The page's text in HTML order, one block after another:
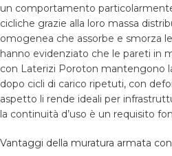
un comportamento
cicliche grazie alla loro massa
omogenea che assorbe e smorza
hanno evidenziato che le pareti in
con Laterizi Poroton mantengono
dopo cicli di carico ripetuti, con
aspetto li rende ideali per
la continuità d’uso è un requisito
Vantaggi della muratura armata